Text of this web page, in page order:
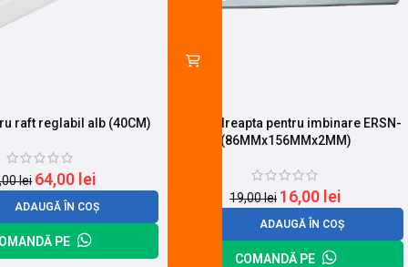
raft reglabil alb (40CM)
lei 64,00 lei
ADAUGĂ ÎN COȘ
PE
Placuta dreapta pentru imbinare ERSN-
(86MMx156MMx2MM)
19,00lei 16,00 lei
ADAUGĂ ÎN COȘ
COMANDĂ PE